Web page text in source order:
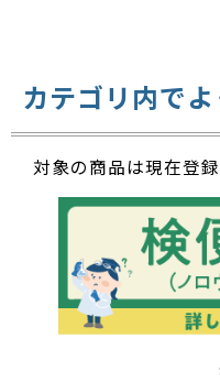
カテゴリ内で
対象の商品は現在登